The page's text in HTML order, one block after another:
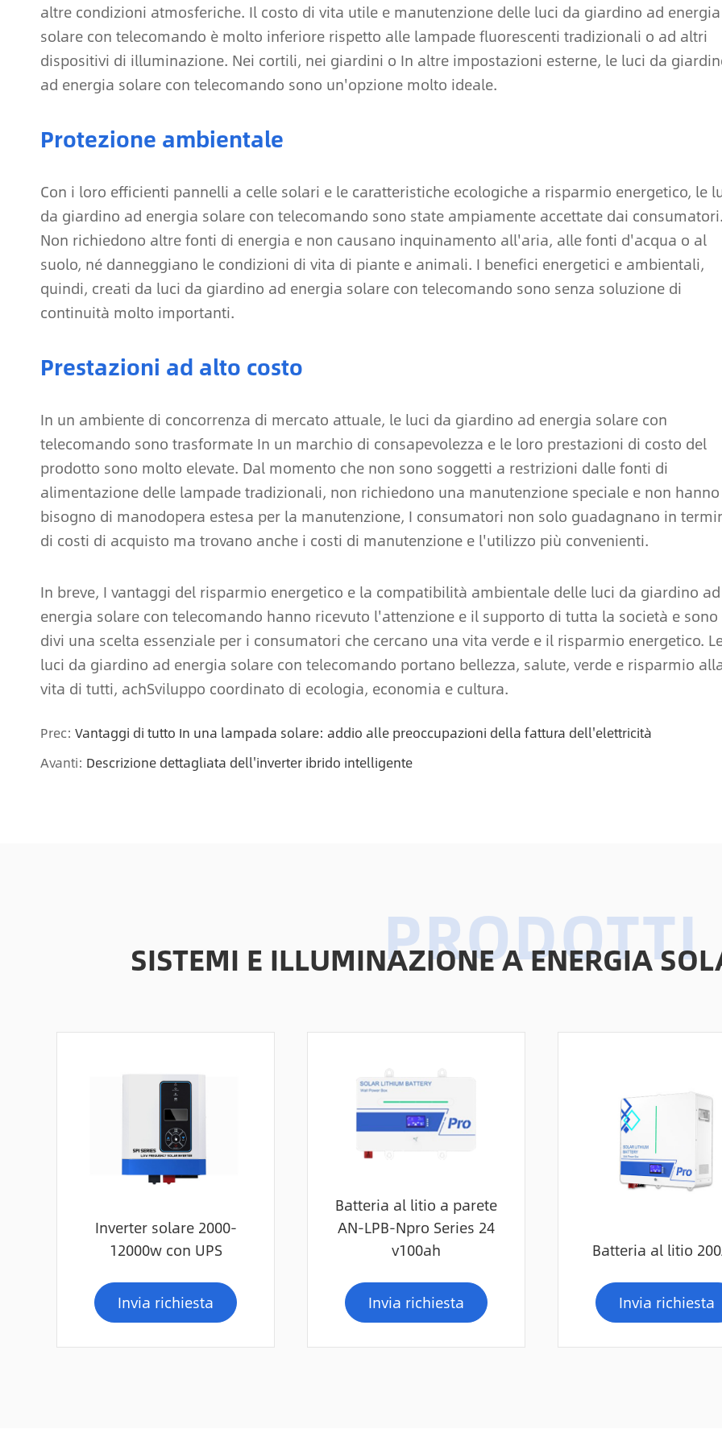
altre condizioni atmosferiche. Il costo di vita utile e manutenzione delle luci da giardino ad energia
solare con telecomando è molto inferiore rispetto alle lampade fluorescenti tradizionali o ad altri
dispositivi di illuminazione. Nei cortili, nei giardini o In altre impostazioni esterne, le luci da
ad energia solare con telecomando sono un'opzione molto ideale.
Protezione ambientale
Con i loro efficienti pannelli a celle solari e le caratteristiche ecologiche a risparmio energetico, le
da giardino ad energia solare con telecomando sono state ampiamente accettate dai consumatori.
Non richiedono altre fonti di energia e non causano inquinamento all'aria, alle fonti d'acqua o al
suolo, né danneggiano le condizioni di vita di piante e animali. I benefici energetici e ambientali,
quindi, creati da luci da giardino ad energia solare con telecomando sono senza soluzione di
continuità molto importanti.
Prestazioni ad alto costo
In un ambiente di concorrenza di mercato attuale, le luci da giardino ad energia solare con
telecomando sono trasformate In un marchio di consapevolezza e le loro prestazioni di costo del
prodotto sono molto elevate. Dal momento che non sono soggetti a restrizioni dalle fonti di
alimentazione delle lampade tradizionali, non richiedono una manutenzione speciale e non hanno
bisogno di manodopera estesa per la manutenzione, I consumatori non solo guadagnano in
di costi di acquisto ma trovano anche i costi di manutenzione e l'utilizzo più convenienti.
In breve, I vantaggi del risparmio energetico e la compatibilità ambientale delle luci da giardino ad
energia solare con telecomando hanno ricevuto l'attenzione e il supporto di tutta la società e sono
divi una scelta essenziale per i consumatori che cercano una vita verde e il risparmio energetico.
luci da giardino ad energia solare con telecomando portano bellezza, salute, verde e risparmio
vita di tutti, achSviluppo coordinato di ecologia, economia e cultura.
Prec: Vantaggi di tutto In una lampada solare: addio alle preoccupazioni della fattura dell'elettricità
Avanti: Descrizione dettagliata dell'inverter ibrido intelligente
SISTEMI E ILLUMINAZIONE A ENERGIA
Inverter solare 2000-
12000w con UPS
Invia richiesta
Batteria al litio a parete
AN-LPB-Npro Series 24
v100ah
Invia richiesta
Batteria al litio
Invia richiesta